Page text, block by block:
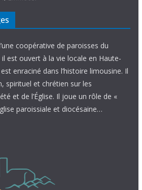
coopérative de paroisses du
est ouvert à la vie locale en Haute-
enraciné dans l’histoire limousine. Il
spirituel et chrétien sur les
et de l’Église. Il joue un rôle de «
paroissiale et diocésaine…